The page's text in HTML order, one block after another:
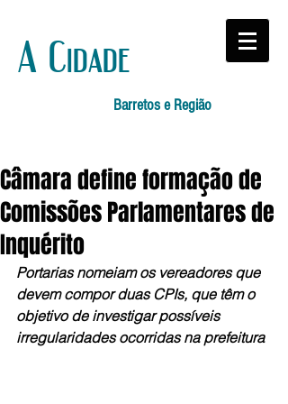
A Cidade
Barretos e Região
Câmara define formação de
Comissões Parlamentares de
Inquérito
Portarias nomeiam os vereadores que
devem compor duas CPIs, que têm o
objetivo de investigar possíveis
irregularidades ocorridas na prefeitura